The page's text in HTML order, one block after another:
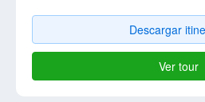
Descargar
Ver tour